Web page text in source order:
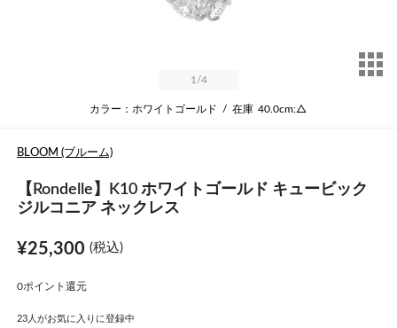
1 /4
カラー：ホワイトゴールド / 在庫 40.0cm:△
BLOOM (ブルーム)
【Rondelle】K10 ホワイトゴールド キュービック
ジルコニア ネックレス
¥25,300(税込)
0ポイント還元
23 人がお気に入りに登録中